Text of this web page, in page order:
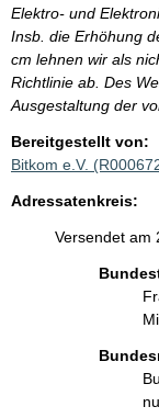
Elektro- und
Insb. die Erhöhung
cm lehnen wir als
Richtlinie ab. Des
Ausgestaltung der
Bereitgestellt von:
Bitkom e.V.
Adressatenkreis:
Versendet am